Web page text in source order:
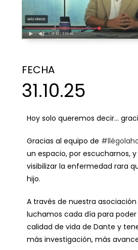
FECHA
31.10.25
Hoy solo queremos decir…
Gracias al equipo de
un espacio, por escucharnos,
visibilizar la enfermedad rara
hijo.
A través de nuestra asociación
luchamos cada día para
calidad de vida de Dante y
más investigación, más